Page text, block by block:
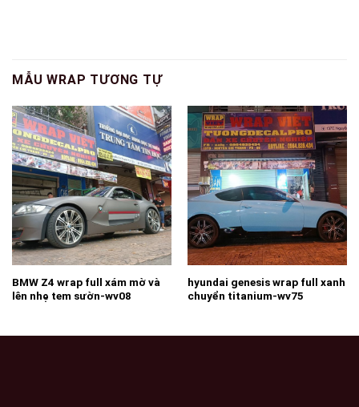
MẪU WRAP TƯƠNG TỰ
BMW Z4 wrap full xám mờ và
lên nhẹ tem sườn-wv08
hyundai genesis wrap full xanh
chuyển titanium-wv75